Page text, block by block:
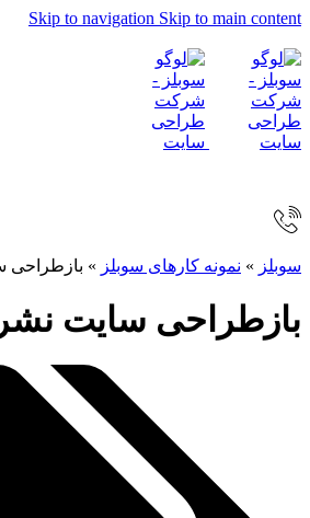
Skip to navigation Skip to main content
سوبلز » نمونه کارهای سوبلز » بازطراحی
بازطراحی سایت نشر